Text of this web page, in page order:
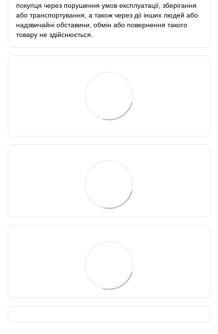
покупця через порушення умов експлуатації, зберігання
або транспортування, а також через дії інших людей або
надзвичайні обставини, обмін або повернення такого
товару не здійснюється.